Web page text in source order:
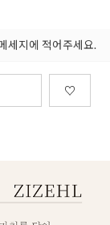
세지에 적어주세요.
♡